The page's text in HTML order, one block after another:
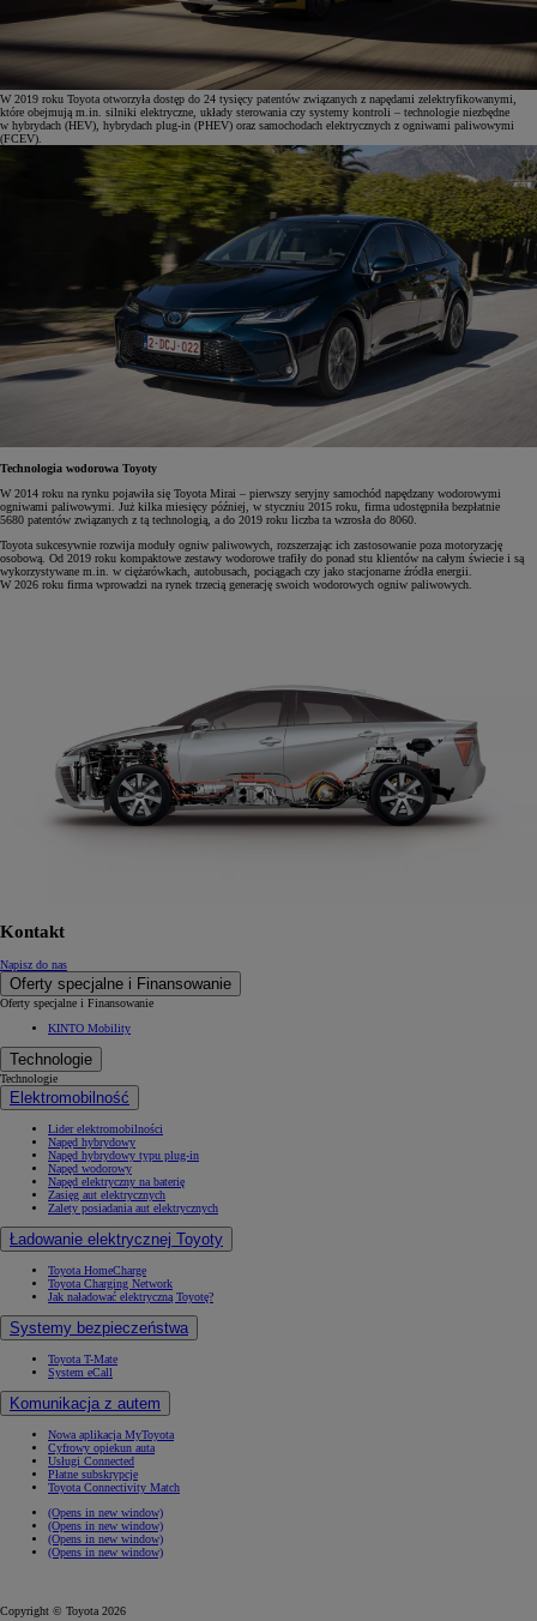
W 2019 roku Toyota otworzyła dostęp do 24 tysięcy patentów związanych z napędami zelektryfikowanymi,
które obejmują m.in. silniki elektryczne, układy sterowania czy systemy kontroli – technologie niezbędne
w hybrydach (HEV), hybrydach plug-in (PHEV) oraz samochodach elektrycznych z ogniwami paliwowymi
(FCEV).
Technologia wodorowa Toyoty
W 2014 roku na rynku pojawiła się Toyota Mirai – pierwszy seryjny samochód napędzany wodorowymi
ogniwami paliwowymi. Już kilka miesięcy później, w styczniu 2015 roku, firma udostępniła bezpłatnie
5680 patentów związanych z tą technologią, a do 2019 roku liczba ta wzrosła do 8060.
Toyota sukcesywnie rozwija moduły ogniw paliwowych, rozszerzając ich zastosowanie poza motoryzację
osobową. Od 2019 roku kompaktowe zestawy wodorowe trafiły do ponad stu klientów na całym świecie i są
wykorzystywane m.in. w ciężarówkach, autobusach, pociągach czy jako stacjonarne źródła energii.
W 2026 roku firma wprowadzi na rynek trzecią generację swoich wodorowych ogniw paliwowych.
Kontakt
Napisz do nas
Oferty specjalne i Finansowanie
Oferty specjalne i Finansowanie
KINTO Mobility
Technologie
Technologie
Elektromobilność
Lider elektromobilności
Napęd hybrydowy
Napęd hybrydowy typu plug-in
Napęd wodorowy
Napęd elektryczny na baterię
Zasięg aut elektrycznych
Zalety posiadania aut elektrycznych
Ładowanie elektrycznej Toyoty
Toyota HomeCharge
Toyota Charging Network
Jak naładować elektryczną Toyotę?
Systemy bezpieczeństwa
Toyota T-Mate
System eCall
Komunikacja z autem
Nowa aplikacja MyToyota
Cyfrowy opiekun auta
Usługi Connected
Płatne subskrypcje
Toyota Connectivity Match
(Opens in new window)
(Opens in new window)
(Opens in new window)
(Opens in new window)
Copyright © Toyota 2026